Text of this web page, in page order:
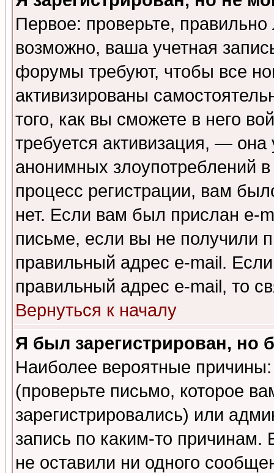
Первое: проверьте,
возможно, ваша учетная
форумы требуют, чтобы все
активизированы
того, как вы сможете в него
требуется активизация, —
анонимных злоупотреблений
процесс регистрации, вам
нет. Если вам был прислан e-
письме, если вы не получили
правильный адрес e-mail.
правильный адрес e-mail, то
Вернуться к началу
Я был зарегистрирован, но
Наиболее вероятные
(проверьте письмо, которое
зарегистрировались) или
запись по каким-то
не оставили ни одного